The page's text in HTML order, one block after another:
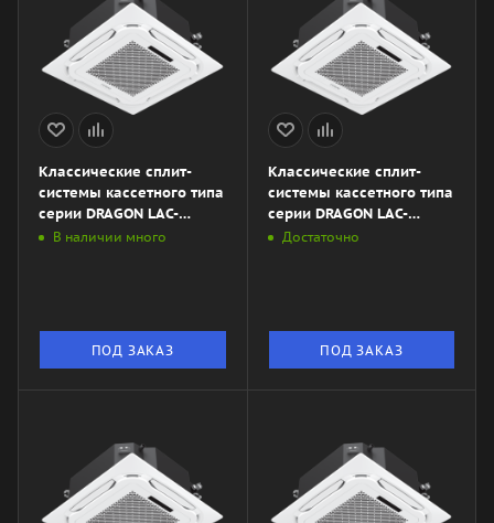
Классические сплит-
системы кассетного типа
серии DRAGON LAC-
DR105HP.C01\/S\/Pan DR-
В наличии много
ПОД ЗАКАЗ
Классические сплит-
системы кассетного типа
серии DRAGON LAC-
DR70HP.C01\/S\/Pan DR-
Достаточно
ПОД ЗАКАЗ